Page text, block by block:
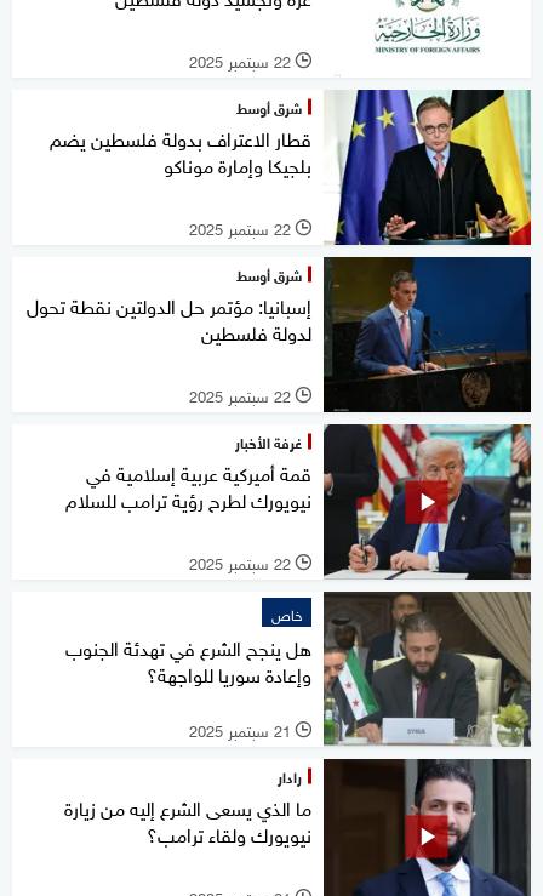
l 22 سبتمبر 2025
شرق أوسط
قطار الاعتراف بدولة فلسطين يضم
بلجيكا وإمارة موناكو
l 22 سبتمبر 2025
شرق أوسط
إسبانيا: مؤتمر حل الدولتين نقطة تحول
لدولة فلسطين
l 22 سبتمبر 2025
غرفة الأخبار
قمة أميركية عربية إسلامية في
نيويورك لطرح رؤية ترامب للسلام
l 22 سبتمبر 2025
خاص
هل ينجح الشرع في تهدئة الجنوب
وإعادة سوريا للواجهة؟
l 21 سبتمبر 2025
رادار
ما الذي يسعى الشرع إليه من زيارة
نيويورك ولقاء ترامب؟